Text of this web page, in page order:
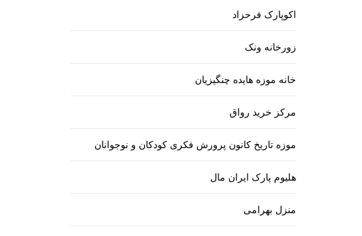
اکوپارک فرحزاد
زورخانه ونک
خانه موزه هایده چنگیزیان
مرکز خرید رواق
موزه تاریخ کانون پرورش فکری کودکان و نوجوانان
هلیوم پارک ایران مال
منزل بهرامی